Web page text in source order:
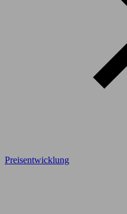
Preisentwicklung